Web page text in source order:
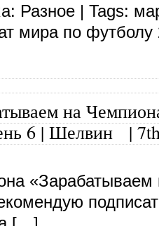
Разное | Tags:
мира по
на
6 | Шелвин|
«Зарабатываем